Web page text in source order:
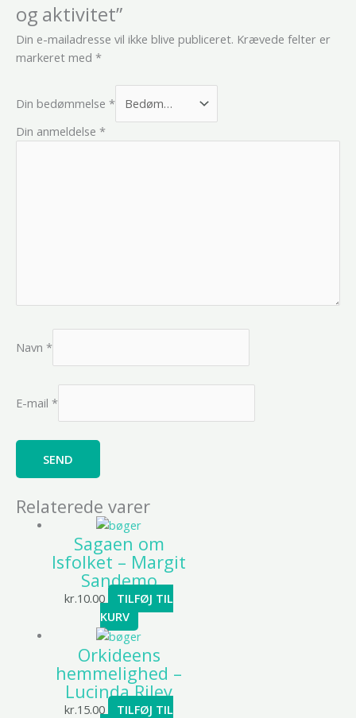
og aktivitet”
Din e-mailadresse vil ikke blive publiceret. Krævede felter er
markeret med *
Din bedømmelse *
Din anmeldelse *
Navn *
E-mail *
Relaterede varer
Sagaen om
Isfolket – Margit
Sandemo
kr.10.00
TILFØJ TIL
KURV
Orkideens
hemmelighed –
Lucinda Riley
kr.15.00
TILFØJ TIL